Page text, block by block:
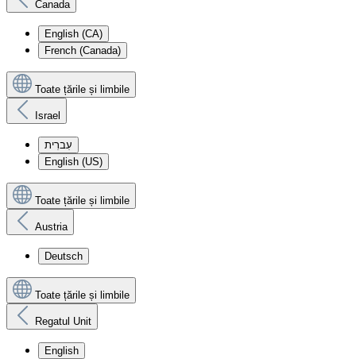
Canada
English (CA)
French (Canada)
Toate țările și limbile
Israel
עִברִית
English (US)
Toate țările și limbile
Austria
Deutsch
Toate țările și limbile
Regatul Unit
English